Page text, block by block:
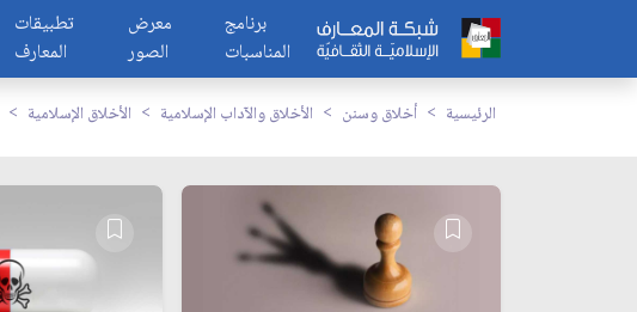
تطبيقات
المعارف
معرض
الصور
برنامج
المناسبات
الرئيسية أخلاق وسنن الأخلاق والآداب الإسلامية الأخلاق الإسلامية